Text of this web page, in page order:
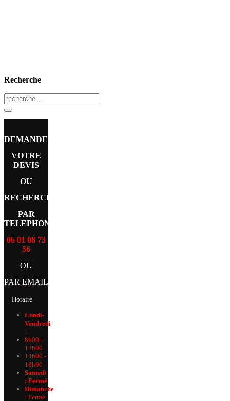
Recherche
DEMANDEZ
VOTRE
DEVIS
OU
RECHERCHE
PAR
TELEPHONE
06 01 08 73
56
OU
PAR EMAIL
Horaire
Lundi-
Vendredi
:
8h00 -
12h00
14h00 -
18h00
Samedi
: Fermé
Dimanche
: Fermé